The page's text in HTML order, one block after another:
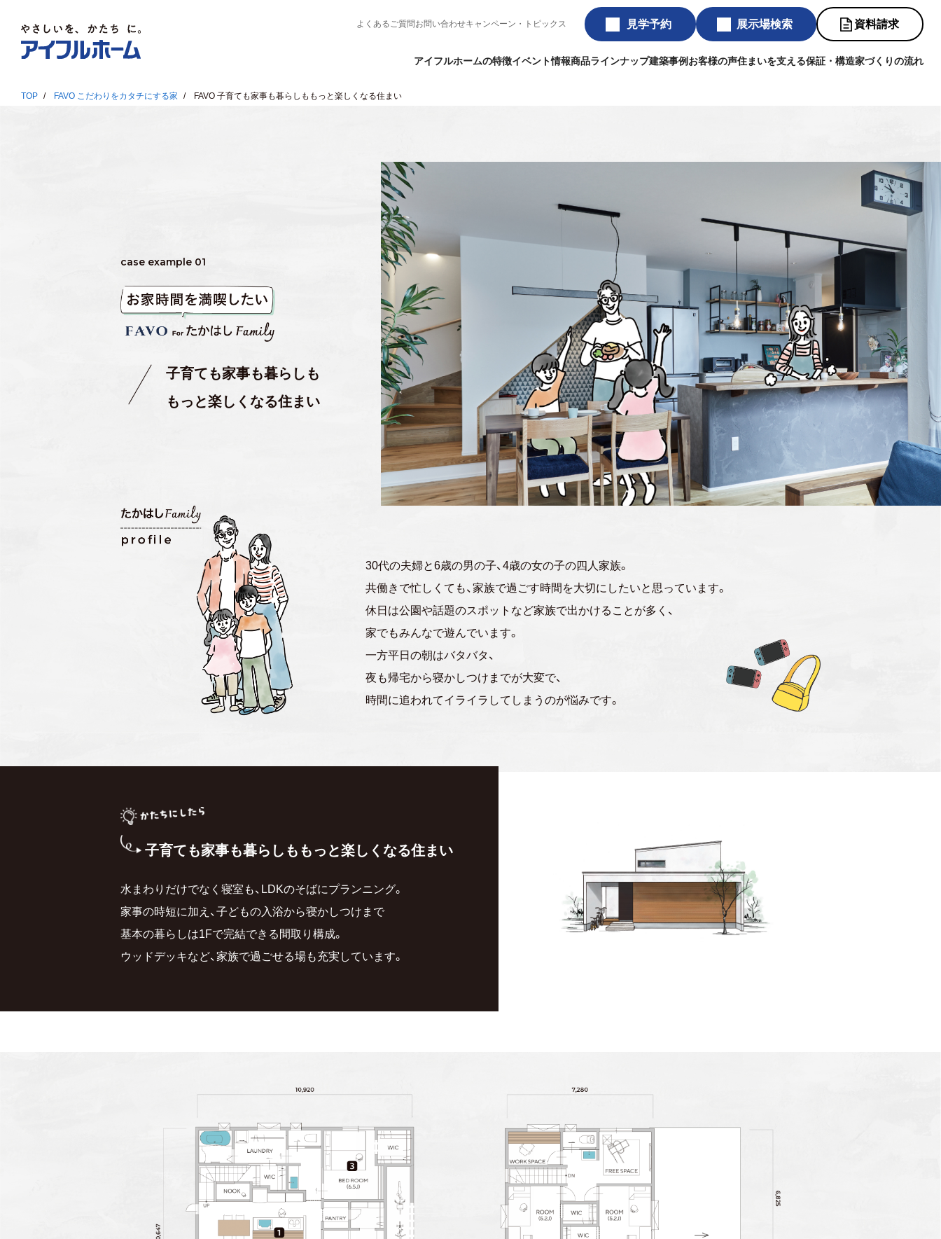
よくあるご質問お問い合わせキャンペーン・トピックス 見学予約 展示場検索 資料請求
アイフルホームの特徴イベント情報商品ラインナップ建築事例お客様の声住まいを支える保証・構造家づくりの流れ
TOP FAVO こだわりをカタチにする家 FAVO 子育ても家事も暮らしももっと楽しくなる住まい
case example 01
子育ても家事も暮らしも
もっと楽しくなる住まい
30代の夫婦と6歳の男の子、4歳の女の子の四人家族。
共働きで忙しくても、家族で過ごす時間を大切にしたいと思っています。
休日は公園や話題のスポットなど家族で出かけることが多く、
家でもみんなで遊んでいます。
一方平日の朝はバタバタ、
夜も帰宅から寝かしつけまでが大変で、
時間に追われてイライラしてしまうのが悩みです。
子育ても家事も暮らしも もっと楽しくなる住まい
水まわりだけでなく寝室も、LDKのそばにプランニング。
家事の時短に加え、子どもの入浴から寝かしつけまで
基本の暮らしは1Fで完結できる間取り構成。
ウッドデッキなど、家族で過ごせる場も充実しています。